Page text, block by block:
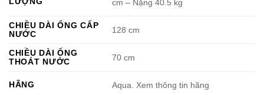
cm – Nặng 40.5 kg
CHIỀU DÀI ỐNG CẤP
NƯỚC
128 cm
CHIỀU DÀI ỐNG
THOÁT NƯỚC
70 cm
HÃNG Aqua. Xem thông tin hãng